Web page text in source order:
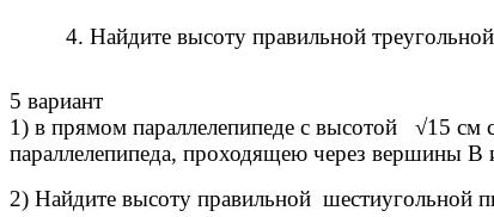
4. Найдите высоту правильной
5 вариант
1) в прямом параллелепипеде с высотой √15
параллелепипеда, проходящею через вершины В
2) Найдите высоту правильной шестиугольной